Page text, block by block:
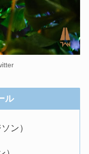
ル
ン）